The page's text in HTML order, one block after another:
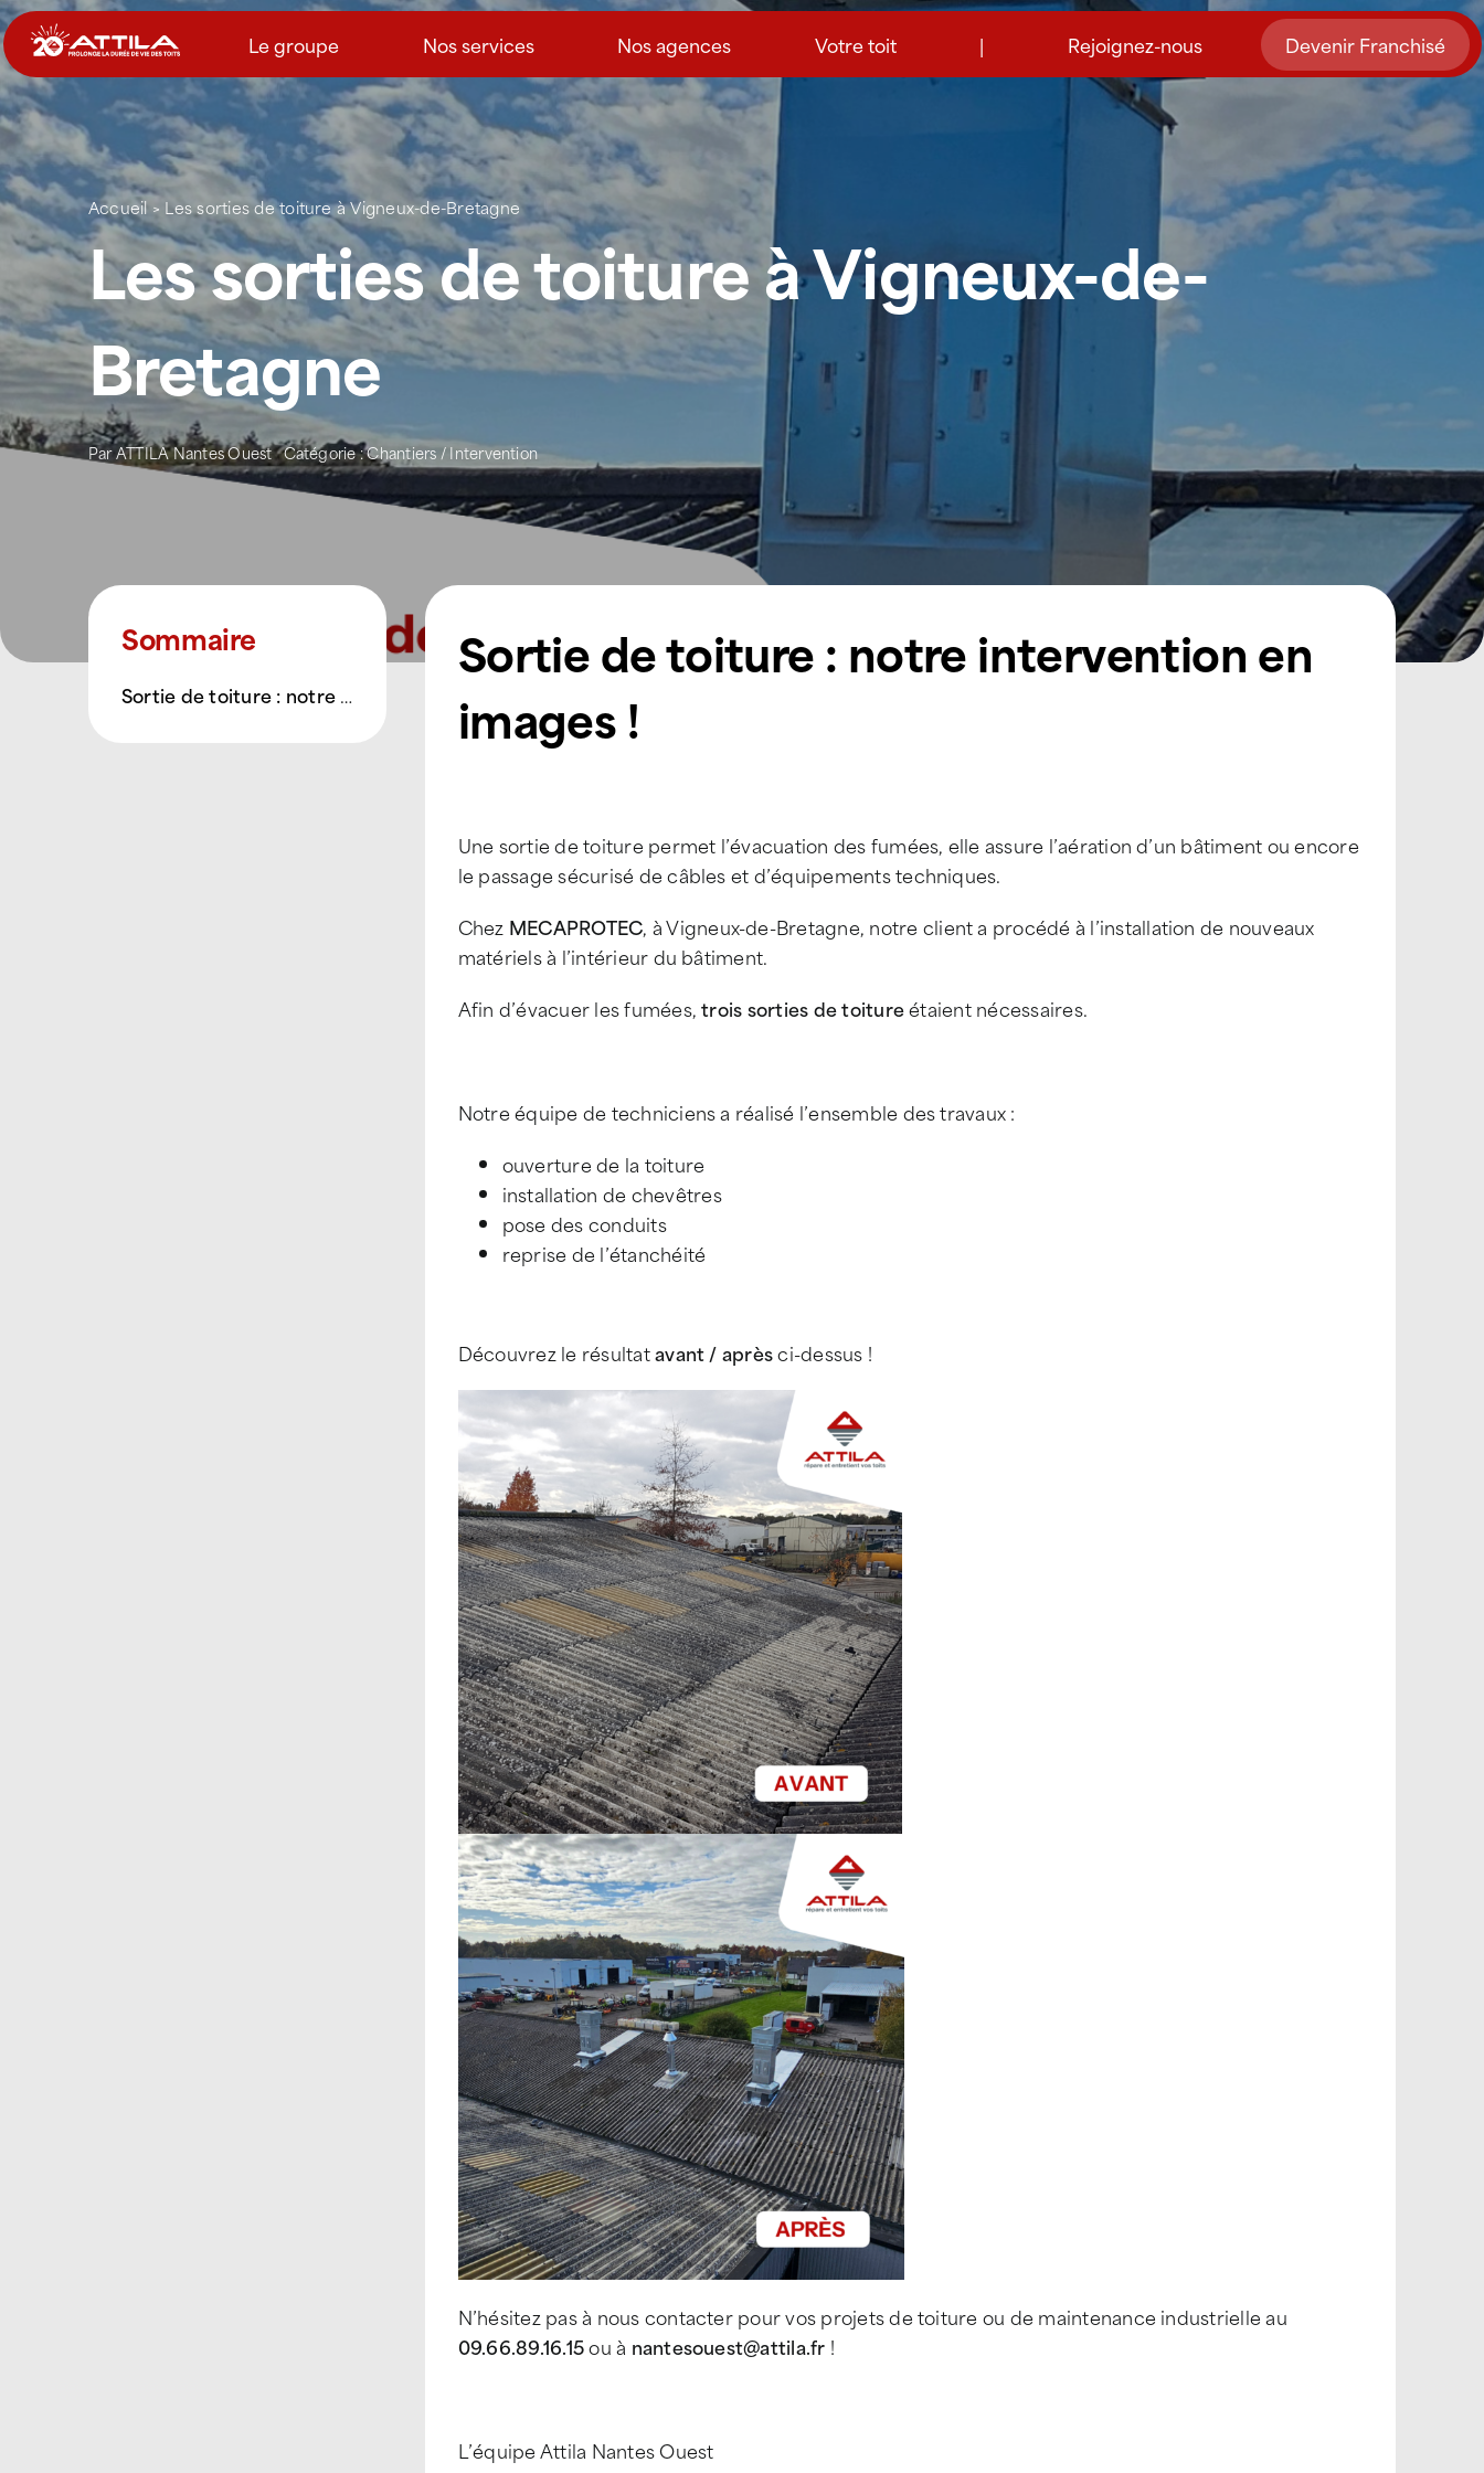
Passer
au
contenu
Le groupe Nos services Nos agences Votre toit | Rejoignez-nous Devenir Franchisé
Accueil> Les sorties de toiture à Vigneux-de-Bretagne
Les sorties de toiture à Vigneux-de-
Bretagne
ParATTILA Nantes Ouest Catégorie :Chantiers / Intervention
Sommaire
Sortie de toiture : notre intervention en images !
Sortie de toiture : notre intervention en
images !
Une sortie de toiture permet l’évacuation des fumées, elle assure l’aération d’un bâtiment ou encore
le passage sécurisé de câbles et d’équipements techniques.
Chez MECAPROTEC, à Vigneux-de-Bretagne, notre client a procédé à l’installation de nouveaux
matériels à l’intérieur du bâtiment.
Afin d’évacuer les fumées,trois sorties de toitureétaient nécessaires.
Notre équipe de techniciens a réalisé l’ensemble des travaux :
ouverture de la toiture
installation de chevêtres
pose des conduits
reprise de l’étanchéité
Découvrez le résultatavant / aprèsci-dessus !
N’hésitez pas à nous contacter pour vos projets de toiture ou de maintenance industrielle au
09.66.89.16.15ou à nantesouest@attila.fr !
L’équipe Attila Nantes Ouest